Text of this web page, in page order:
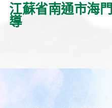
江蘇省南通市海
導